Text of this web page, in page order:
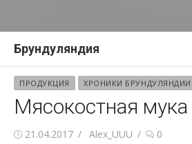
содержимому
Брундуляндия
ПРОДУКЦИЯ ХРОНИКИ БРУНДУЛЯНДИИ
Мясокостная мука
Опубликовано
21.04.2017 Автор
Alex_UUU 0